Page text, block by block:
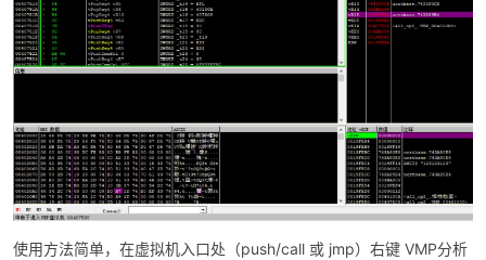
使用方法简单，在虚拟机入口处（push/call 或 jmp）右键 VMP分析